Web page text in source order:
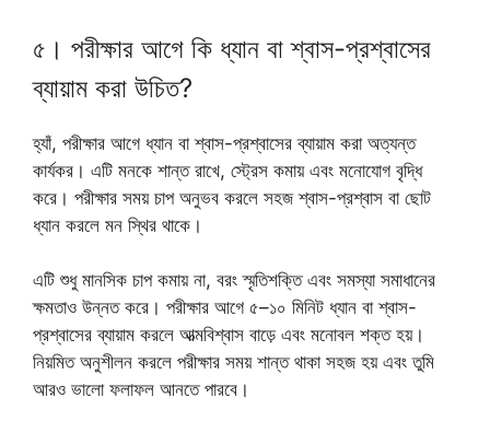
৫। পরীক্ষার আগে কি ধ্যান বা শ্বাস-প্রশ্বাসের
ব্যায়াম করা উচিত?
হ্যাঁ, পরীক্ষার আগে ধ্যান বা শ্বাস-প্রশ্বাসের ব্যায়াম করা অত্যন্ত
কার্যকর। এটি মনকে শান্ত রাখে, স্ট্রেস কমায় এবং মনোযোগ বৃদ্ধি
করে। পরীক্ষার সময় চাপ অনুভব করলে সহজ শ্বাস-প্রশ্বাস বা ছোট
ধ্যান করলে মন স্থির থাকে।
এটি শুধু মানসিক চাপ কমায় না, বরং স্মৃতিশক্তি এবং সমস্যা সমাধানের
ক্ষমতাও উন্নত করে। পরীক্ষার আগে ৫–১০ মিনিট ধ্যান বা শ্বাস-
প্রশ্বাসের ব্যায়াম করলে আত্মবিশ্বাস বাড়ে এবং মনোবল শক্ত হয়।
নিয়মিত অনুশীলন করলে পরীক্ষার সময় শান্ত থাকা সহজ হয় এবং তুমি
আরও ভালো ফলাফল আনতে পারবে।